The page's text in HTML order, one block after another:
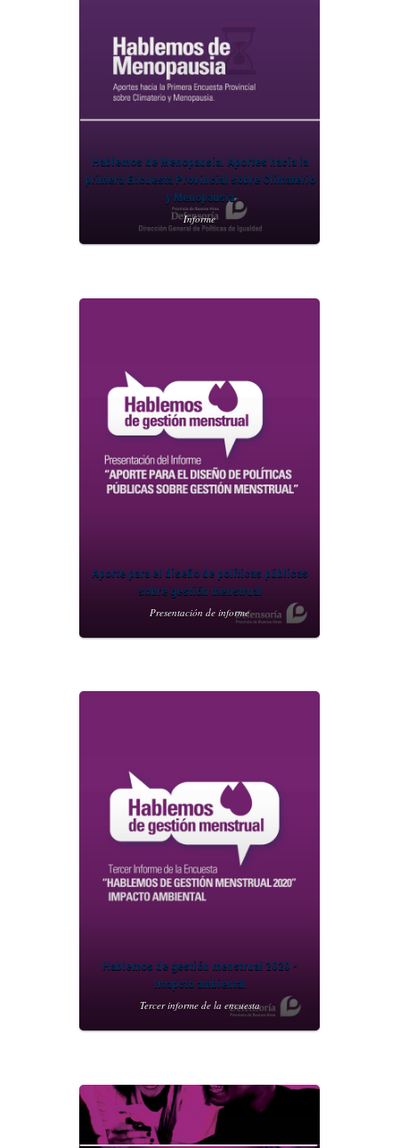
Hablemos de Menopausia. Aportes hacia la
primera Encuesta Provincial sobre Climaterio
y Menopausia
Informe
Aporte para el diseño de políticas públicas
sobre gestión menstrual
Presentación de informe
Hablemos de gestión menstrual 2020 -
Imapcto ambiental
Tercer informe de la encuesta